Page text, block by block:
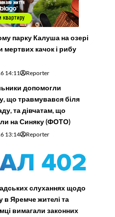
парку Калуша на озері
мертвих качок і рибу
14:11 Reporter
допомогли
що травмувався біля
та дівчатам, що
на Синяку (ФОТО)
13:14 Reporter
слуханнях щодо
в Яремче житeлі та
вимагали законних